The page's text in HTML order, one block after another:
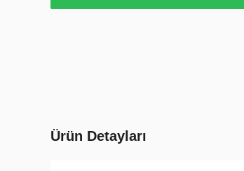
Ürün Detayları